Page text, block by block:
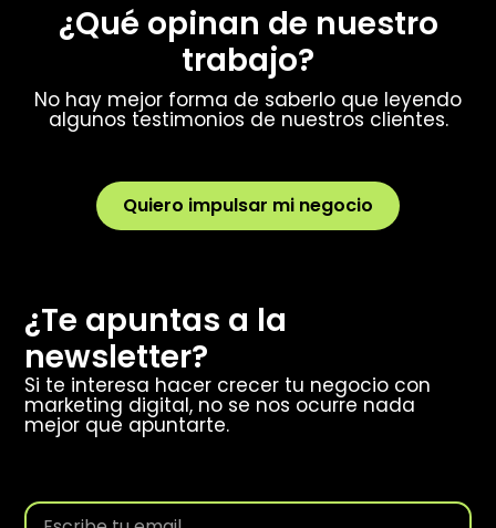
¿Qué opinan de nuestro
trabajo?
No hay mejor forma de saberlo que leyendo
algunos testimonios de nuestros clientes.
Quiero impulsar mi negocio
¿Te apuntas a la
newsletter?
Si te interesa hacer crecer tu negocio con
marketing digital, no se nos ocurre nada
mejor que apuntarte.